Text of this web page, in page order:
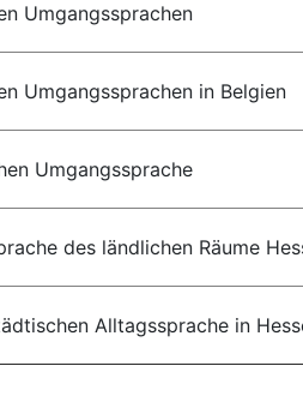
Umgangssprachen
Umgangssprachen in Belgien
Umgangssprache
des ländlichen Räume
Alltagssprache in